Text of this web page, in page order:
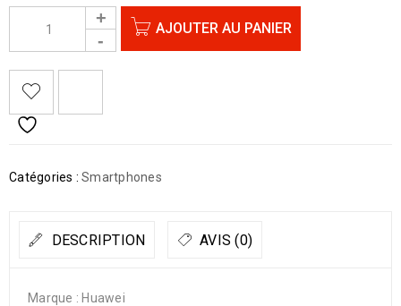
AJOUTER AU PANIER
Catégories : Smartphones
DESCRIPTION AVIS (0)
Marque : Huawei